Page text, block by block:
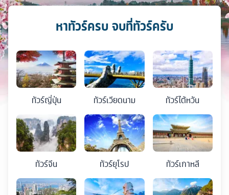
หาทัวร์ครบ จบที่ทัวร์ครับ
ทัวร์ญี่ปุ่น ทัวร์เวียดนาม ทัวร์ไต้หวัน
ทัวร์จีน ทัวร์ยุโรป ทัวร์เกาหลี